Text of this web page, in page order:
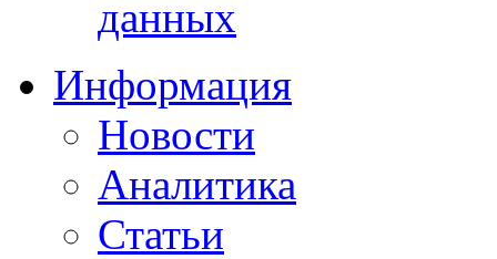
данных
Информация
Новости
Аналитика
Статьи